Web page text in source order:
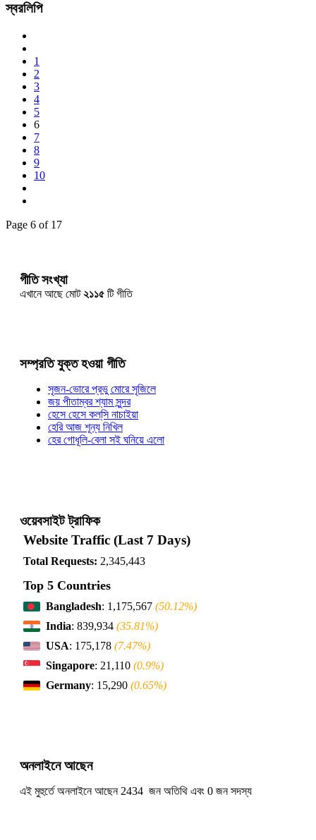
স্বরলিপি
1
2
3
4
5
6
7
8
9
10
Page 6 of 17
গীতি সংখ্যা
এখানে আছে মোট২১১৫ টি গীতি
সম্প্রতি যুক্ত হওয়া গীতি
সৃজন-ভোরে প্রভু মোরে সৃজিলে
জয় পীতাম্বর শ্যাম সুন্দর
হেসে হেসে কল্‌সি নাচাইয়া
হেরি আজ শূন্য নিখিল
হের গোধূলি-বেলা সই ঘনিয়ে এলো
ওয়েবসাইট ট্রাফিক
Website Traffic (Last 7 Days)
Total Requests: 2,345,443
Top 5 Countries
Bangladesh: 1,175,567 (50.12%)
India: 839,934 (35.81%)
USA: 175,178 (7.47%)
Singapore: 21,110 (0.9%)
Germany: 15,290 (0.65%)
অনলাইনে আছেন
এই মুহুর্তে অনলাইনে আছেন 2434 জন অতিথি এবং 0 জন সদস্য